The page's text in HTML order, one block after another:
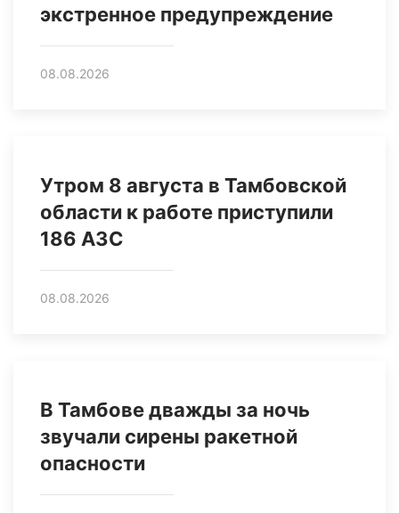
экстренное предупреждение
08.08.2026
Утром 8 августа в Тамбовской
области к работе приступили
186 АЗС
08.08.2026
В Тамбове дважды за ночь
звучали сирены ракетной
опасности